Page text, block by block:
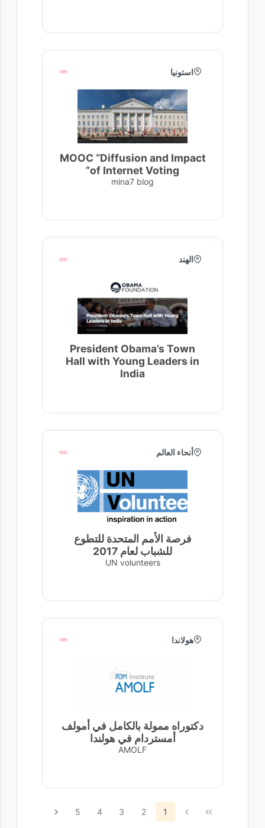
استونيا
MOOC “Diffusion and Impact
of Internet Voting”
mina7 blog
الهند
President Obama’s Town
Hall with Young Leaders in
India
أنحاء العالم
فرصة الأمم المتحدة للتطوع
للشباب لعام 2017
UN volunteers
هولاندا
دكتوراه ممولة بالكامل في أمولف
أمستردام في هولندا
AMOLF
1
2
3
4
5